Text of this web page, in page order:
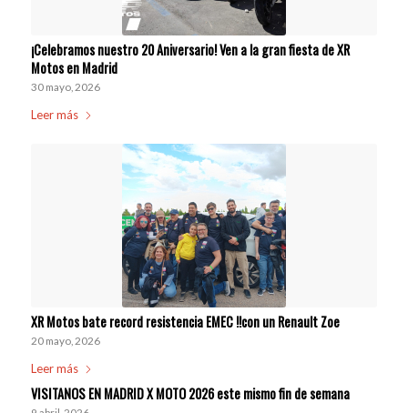
¡Celebramos nuestro 20 Aniversario! Ven a la gran fiesta de XR
Motos en Madrid
30 mayo, 2026
Leer más
XR Motos bate record resistencia EMEC !!con un Renault Zoe
20 mayo, 2026
Leer más
VISITANOS EN MADRID X MOTO 2026 este mismo fin de semana